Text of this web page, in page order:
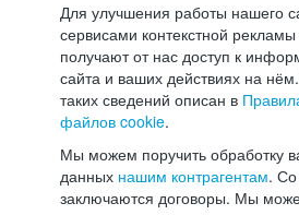
Для улучшения работы нашего
сервисами контекстной
получают от нас доступ к
сайта и ваших действиях на
таких сведений описан в
файлов cookie.
Мы можем поручить обработку
данных нашим контрагентам. Со
заключаются договоры. Мы